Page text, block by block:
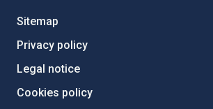
Sitemap
Privacy policy
Legal notice
Cookies policy